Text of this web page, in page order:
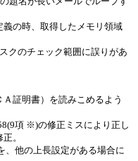
の時、取得したメモリ領域
クのチェック範囲に誤りがあ
証明書）を読みこめるよう
項 ※)の修正ミスにより正し
。
他の上長設定がある場合に